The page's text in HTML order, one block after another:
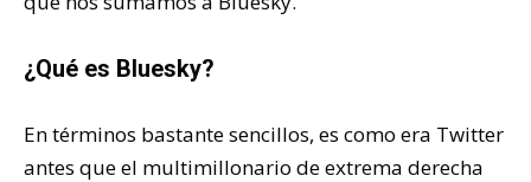
¿Qué es Bluesky?
En términos bastante sencillos, es como era Twitter
antes que el multimillonario de extrema derecha